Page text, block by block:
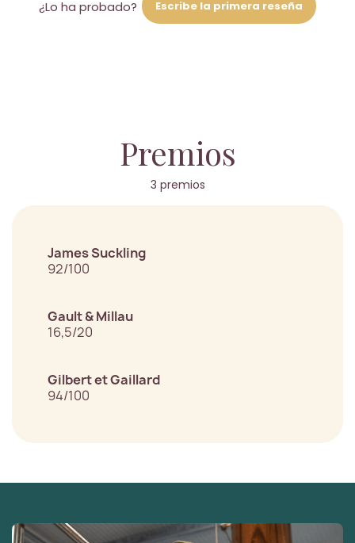
¿Lo ha probado? Escribe la primera reseña
Premios
3 premios
James Suckling
92/100
Gault & Millau
16,5/20
Gilbert et Gaillard
94/100